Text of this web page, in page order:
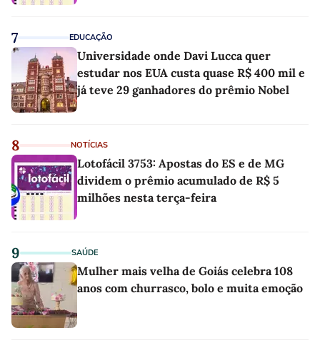
7 EDUCAÇÃO
Universidade onde Davi Lucca quer
estudar nos EUA custa quase R$ 400 mil e
já teve 29 ganhadores do prêmio Nobel
8 NOTÍCIAS
Lotofácil 3753: Apostas do ES e de MG
dividem o prêmio acumulado de R$ 5
milhões nesta terça-feira
9 SAÚDE
Mulher mais velha de Goiás celebra 108
anos com churrasco, bolo e muita emoção